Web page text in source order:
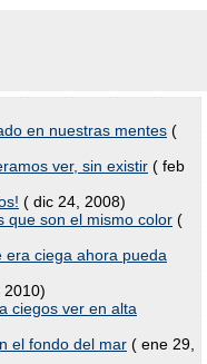
en nuestras mentes (
ver, sin existir ( feb
( dic 24, 2008)
que son el mismo color (
era ciega ahora pueda
2010)
ciegos ver en alta
el fondo del mar ( ene 29,